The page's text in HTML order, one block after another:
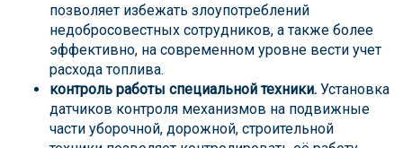
позволяет избежать злоупотреблений
недобросовестных сотрудников, а также более
эффективно, на современном уровне вести учет
расхода топлива.
контроль работы специальной техники. Установка
датчиков контроля механизмов на подвижные
части уборочной, дорожной, строительной